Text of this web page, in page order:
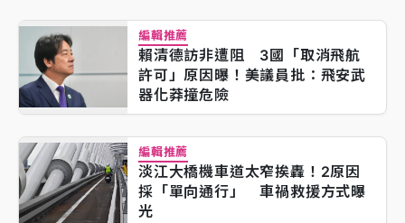
編輯推薦
賴清德訪非遭阻 3國「取消飛航
許可」原因曝！美議員批：飛安武
器化莽撞危險
編輯推薦
淡江大橋機車道太窄挨轟！2原因
採「單向通行」 車禍救援方式曝
光